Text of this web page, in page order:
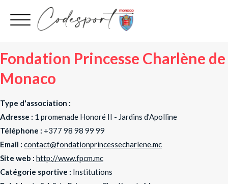
contenu
Fondation Princesse Charlène de
Monaco
Type d'association :
Adresse : 1 promenade Honoré II - Jardins d’Apolline
Téléphone : +377 98 98 99 99
Email : contact@fondationprincessecharlene.mc
Site web : http://www.fpcm.mc
Catégorie sportive : Institutions